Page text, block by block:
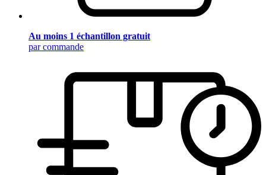
Au moins 1 échantillon gratuit
par commande